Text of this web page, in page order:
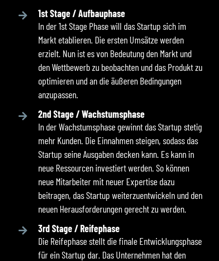
1st Stage / Aufbauphase
In der 1st Stage Phase will das Startup sich im
Markt etablieren. Die ersten Umsätze werden
erzielt. Nun ist es von Bedeutung den Markt und
den Wettbewerb zu beobachten und das Produkt zu
optimieren und an die äußeren Bedingungen
anzupassen.
2nd Stage / Wachstumsphase
In der Wachstumsphase gewinnt das Startup stetig
mehr Kunden. Die Einnahmen steigen, sodass das
Startup seine Ausgaben decken kann. Es kann in
neue Ressourcen investiert werden. So können
neue Mitarbeiter mit neuer Expertise dazu
beitragen, das Startup weiterzuentwickeln und den
neuen Herausforderungen gerecht zu werden.
3rd Stage / Reifephase
Die Reifephase stellt die finale Entwicklungsphase
für ein Startup dar. Das Unternehmen hat den